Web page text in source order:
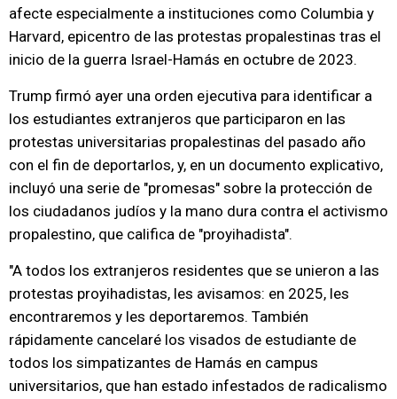
afecte especialmente a instituciones como Columbia y
Harvard, epicentro de las protestas propalestinas tras el
inicio de la guerra Israel-Hamás en octubre de 2023.
Trump firmó ayer una orden ejecutiva para identificar a
los estudiantes extranjeros que participaron en las
protestas universitarias propalestinas del pasado año
con el fin de deportarlos, y, en un documento explicativo,
incluyó una serie de "promesas" sobre la protección de
los ciudadanos judíos y la mano dura contra el activismo
propalestino, que califica de "proyihadista".
"A todos los extranjeros residentes que se unieron a las
protestas proyihadistas, les avisamos: en 2025, les
encontraremos y les deportaremos. También
rápidamente cancelaré los visados de estudiante de
todos los simpatizantes de Hamás en campus
universitarios, que han estado infestados de radicalismo